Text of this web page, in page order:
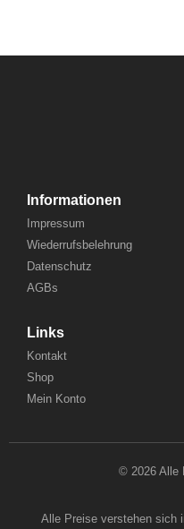
Informationen
Impressum
Wiederrufsbelehrung
Datenschutz
AGBs
Links
Kontakt
Shop
Mein Konto
© 2026 Alle
Alle Preise verstehen sich